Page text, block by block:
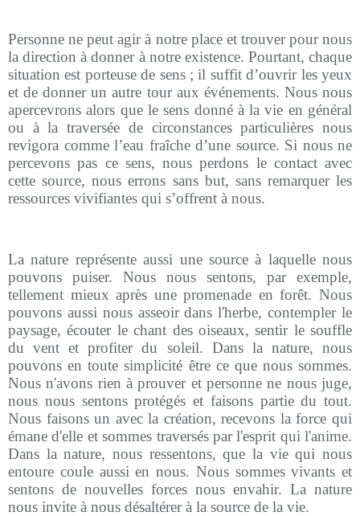
Personne ne peut agir à notre place et trouver pour nous
la direction à donner à notre existence. Pourtant, chaque
situation est porteuse de sens ; il suffit d’ouvrir les yeux
et de donner un autre tour aux événements. Nous nous
apercevrons alors que le sens donné à la vie en général
ou à la traversée de circonstances particulières nous
revigora comme l’eau fraîche d’une source. Si nous ne
percevons pas ce sens, nous perdons le contact avec
cette source, nous errons sans but, sans remarquer les
ressources vivifiantes qui s’offrent à nous.
La nature représente aussi une source à laquelle nous
pouvons puiser. Nous nous sentons, par exemple,
tellement mieux après une promenade en forêt. Nous
pouvons aussi nous asseoir dans l'herbe, contempler le
paysage, écouter le chant des oiseaux, sentir le souffle
du vent et profiter du soleil. Dans la nature, nous
pouvons en toute simplicité être ce que nous sommes.
Nous n'avons rien à prouver et personne ne nous juge,
nous nous sentons protégés et faisons partie du tout.
Nous faisons un avec la création, recevons la force qui
émane d'elle et sommes traversés par l'esprit qui l'anime.
Dans la nature, nous ressentons, que la vie qui nous
entoure coule aussi en nous. Nous sommes vivants et
sentons de nouvelles forces nous envahir. La nature
nous invite à nous désaltérer à la source de la vie.